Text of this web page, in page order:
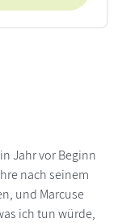
Jahr vor Beginn
nach seinem
und Marcuse
ich tun würde,